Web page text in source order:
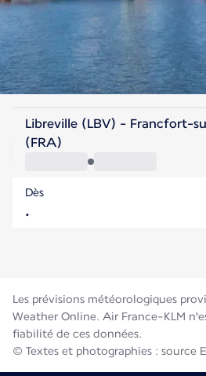
Allemagne
Francfort
Durée du vol
Libreville (LBV) - Francfort-
(FRA)
Dès
Les prévisions météorologiques
Weather Online. Air France-KLM
fiabilité de ces données.
© Textes et photographies : source